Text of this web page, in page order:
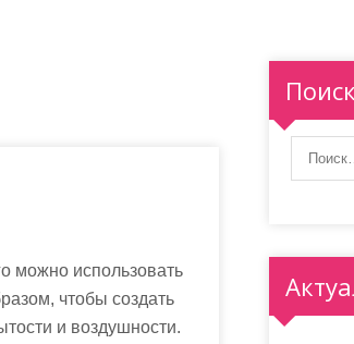
можно использовать
чтобы создать
и воздушности.